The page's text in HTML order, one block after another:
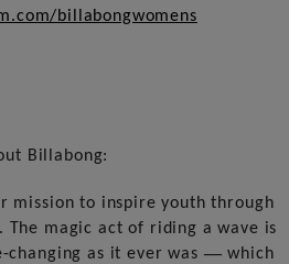
billabongwomens
Billabong:
mission to inspire youth through
The magic act of riding a wave is
as it ever was — which